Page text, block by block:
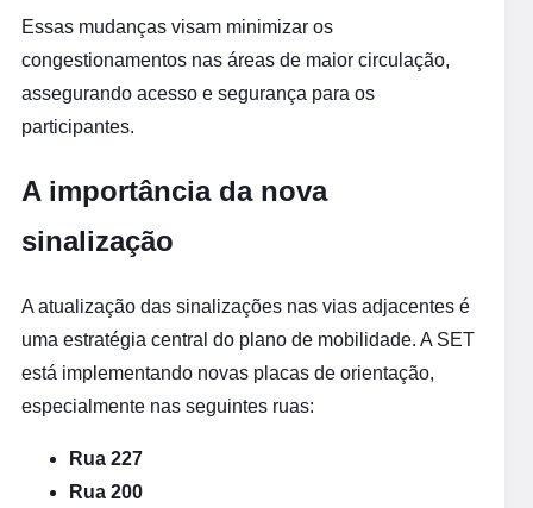
Essas mudanças visam minimizar os
congestionamentos nas áreas de maior circulação,
assegurando acesso e segurança para os
participantes.
A importância da nova
sinalização
A atualização das sinalizações nas vias adjacentes é
uma estratégia central do plano de mobilidade. A SET
está implementando novas placas de orientação,
especialmente nas seguintes ruas:
Rua 227
Rua 200